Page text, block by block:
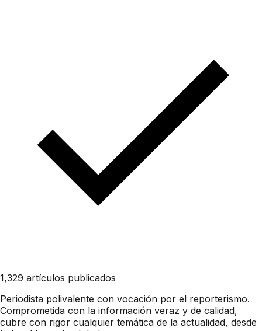
1,329 artículos publicados
Periodista polivalente con vocación por el reporterismo.
Comprometida con la información veraz y de calidad,
cubre con rigor cualquier temática de la actualidad, desde